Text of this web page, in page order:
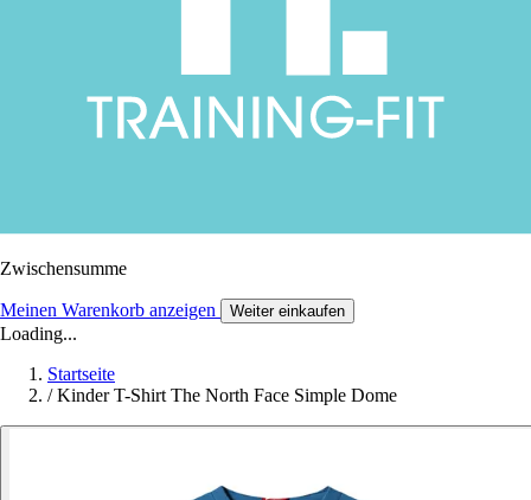
Zwischensumme
Meinen Warenkorb anzeigen Weiter einkaufen
Loading...
Startseite
/ Kinder T-Shirt The North Face Simple Dome